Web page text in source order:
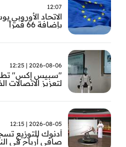
12:07
بإضافة 66 قمراً
2026-08-06 | 12:25
لتعزيز الاتصالات
2026-08-05 | 12:15
صافي أرباح في